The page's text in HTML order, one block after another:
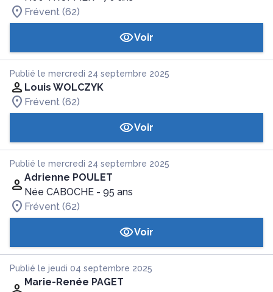
Frévent (62)
Voir
Publié le mercredi 24 septembre 2025
Louis WOLCZYK
Frévent (62)
Voir
Publié le mercredi 24 septembre 2025
Adrienne POULET
Née CABOCHE - 95 ans
Frévent (62)
Voir
Publié le jeudi 04 septembre 2025
Marie-Renée PAGET